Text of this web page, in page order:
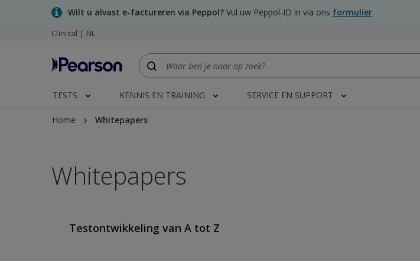
Wilt u alvast e-factureren via Peppol? Vul uw Peppol-ID in via ons formulier
Clinical | NL
TESTS KENNIS EN TRAINING SERVICE EN SUPPORT
Home Whitepapers
Whitepapers
Testontwikkeling van A tot Z